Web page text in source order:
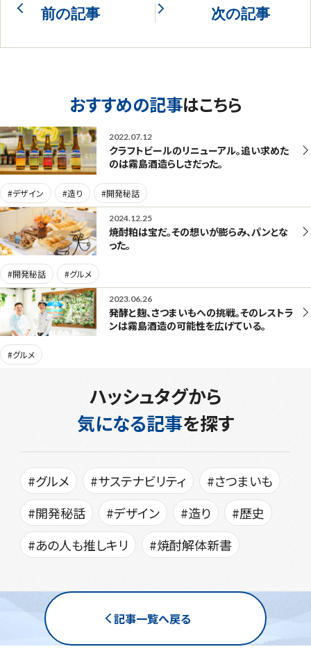
前の記事 次の記事
おすすめの記事はこちら
2022.07.12
クラフトビールのリニューアル。追い求めた
のは霧島酒造らしさだった。
#デザイン #造り #開発秘話
2024.12.25
焼酎粕は宝だ。その想いが膨らみ、パンとな
った。
#開発秘話 #グルメ
2023.06.26
発酵と麹、さつまいもへの挑戦。そのレストラ
ンは霧島酒造の可能性を広げている。
#グルメ
ハッシュタグから
気になる記事を探す
#グルメ #サステナビリティ
#さつまいも
#開発秘話
#デザイン #造り
#歴史
#あの人も推しキリ
#焼酎解体新書
記事一覧へ戻る